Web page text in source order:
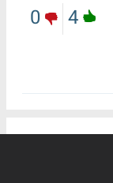
4
0